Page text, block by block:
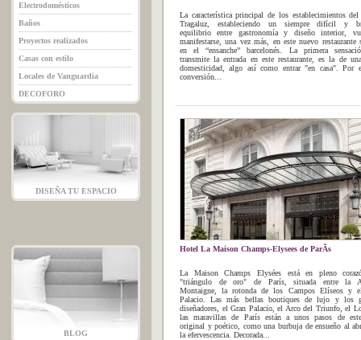
Electrodomésticos
Baños
Proyectos realizados
Casas con estilo
Locales de Vanguardia
DECOFORO
DISEÑA TU ESPACIO
BLOG
La característica principal de los establecimientos del
Tragaluz, estableciendo un siempre difícil y
equilibrio entre gastronomía y diseño interior,
manifestarse, una vez más, en este nuevo restaurante
en el “ensanche” barcelonés. La primera
transmite la entrada en este restaurante, es la de
domesticidad, algo así como entrar "en casa". Por
conversión...
Hotel La Maison Champs-Elysees de ParÃ­s
La Maison Champs Elysées está en pleno
"triángulo de oro" de París, situada entre la
Montaigne, la rotonda de los Campos Elíseos y
Palacio. Las más bellas boutiques de lujo y los
diseñadores, el Gran Palacio, el Arco del Triunfo, el
las maravillas de París están a unos pasos de
original y poético, como una burbuja de ensueño al
la efervescencia. Decorada...